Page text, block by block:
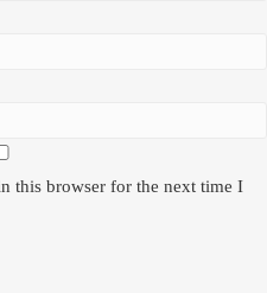
this browser for the next time I